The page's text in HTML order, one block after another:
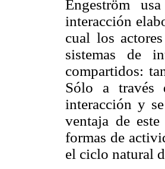
Engeström
interacción
cual los
sistemas de
compartidos:
Sólo a través
interacción y
ventaja de
formas de
el ciclo natural